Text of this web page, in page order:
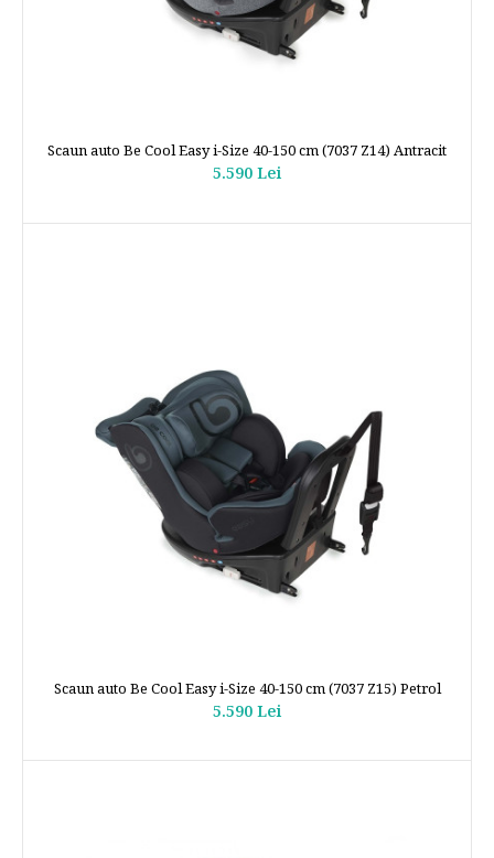
Scaun auto Be Cool Easy i-Size 40-150 cm (7037 Z14) Antracit
5.590 Lei
Scaun auto Be Cool Easy i-Size 40-150 cm (7037 Z15) Petrol
5.590 Lei